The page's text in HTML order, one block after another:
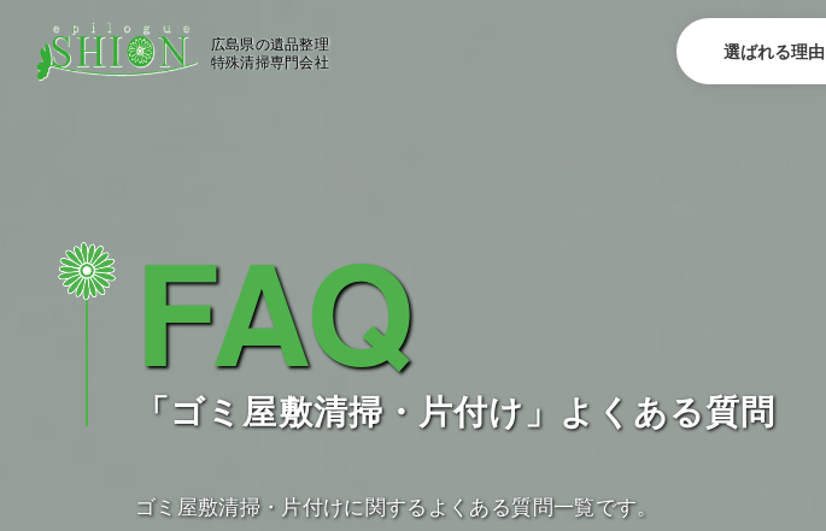
広島県の遺品整理
特殊清掃専門会社
選ばれる理由
FAQ
「ゴミ屋敷清掃・片付け」よくある質問
ゴミ屋敷清掃・片付けに関するよくある質問一覧です。